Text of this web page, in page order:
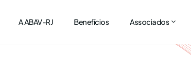
A ABAV-RJ Benefícios Associados